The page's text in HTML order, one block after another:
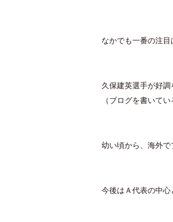
なかでも一番の注目
久保建英選手が好調
（ブログを書いて
幼い頃から、海外で
今後はＡ代表の中心